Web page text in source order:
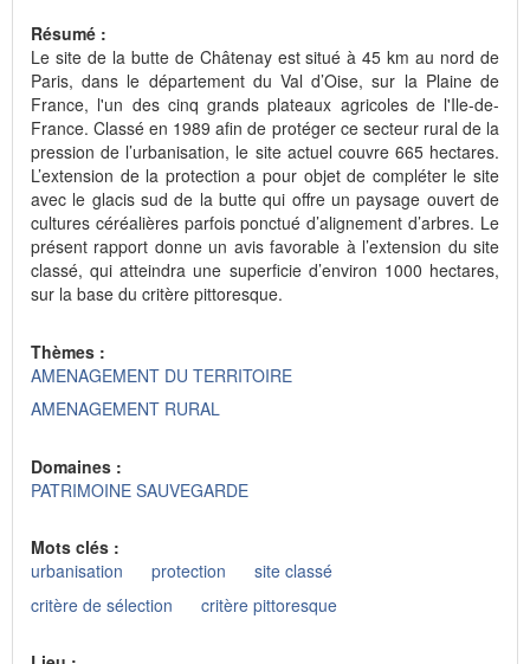
Résumé :
Le site de la butte de Châtenay est situé à 45 km au nord de
Paris, dans le département du Val d’Oise, sur la Plaine de
France, l'un des cinq grands plateaux agricoles de l'Ile-de-
France. Classé en 1989 afin de protéger ce secteur rural de la
pression de l’urbanisation, le site actuel couvre 665 hectares.
L’extension de la protection a pour objet de compléter le site
avec le glacis sud de la butte qui offre un paysage ouvert de
cultures céréalières parfois ponctué d’alignement d’arbres. Le
présent rapport donne un avis favorable à l’extension du site
classé, qui atteindra une superficie d’environ 1000 hectares,
sur la base du critère pittoresque.
Thèmes :
AMENAGEMENT DU TERRITOIRE
AMENAGEMENT RURAL
Domaines :
PATRIMOINE SAUVEGARDE
Mots clés :
urbanisation
protection
site classé
critère de sélection
critère pittoresque